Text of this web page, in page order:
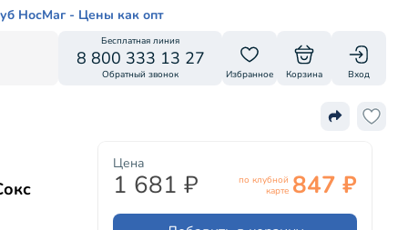
НосМаг - Цены как опт
Бесплатная линия
8 800 333 13 27
Обратный звонок Избранное Корзина Вход
Цена
1 681 ₽
по клубной
карте 847 ₽